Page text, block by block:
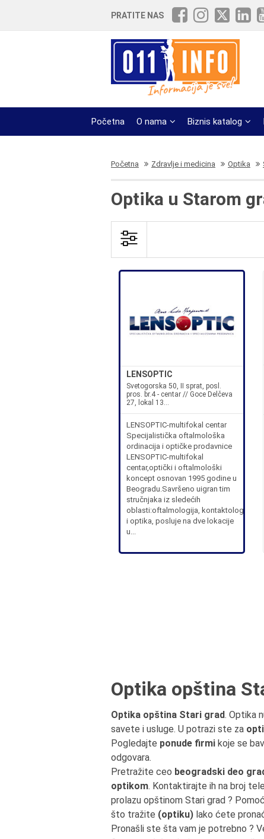
PRATITE NAS
Početna O nama Biznis katalog
Početna Zdravlje i medicina Optika
Optika u Starom
LENSOPTIC
Svetogorska 50, II sprat, posl.
pros. br.4 - centar // Goce Delčeva
27, lokal 13...
LENSOPTIC-multifokal centar
Specijalistička oftalmološka
ordinacija i optičke prodavnice
LENSOPTIC-multifokal
centar,optički i oftalmološki
koncept osnovan 1995 godine u
Beogradu.Savršeno uigran tim
stručnjaka iz sledećih
oblasti:oftalmologija, kontaktologija
i optika, posluje na dve lokacije
u...
Optika opština
Optika opština Stari grad. Optika
savete i usluge. U potrazi ste za
Pogledajte ponude firmi koje se
odgovara.
Pretražite ceo beogradski deo
optikom. Kontaktirajte ih na broj
prolazu opštinom Stari grad ?
što tražite (optiku) lako ćete
Pronašli ste šta vam je potrebno ?